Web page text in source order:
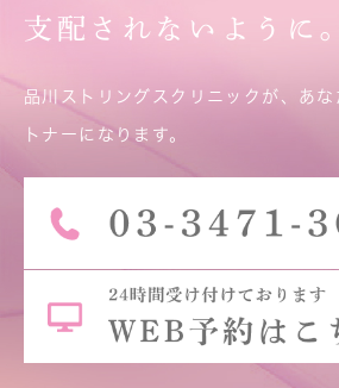
支配されないように。
品川ストリングスクリニックが、あ
トナーになります。